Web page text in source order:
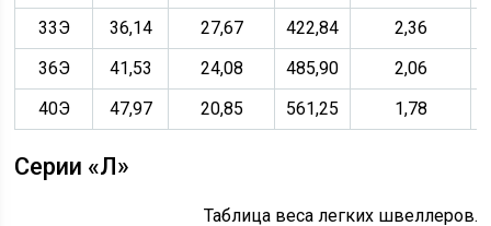
33Э
36,14 27,67 422,84 2,36
36Э
41,53 24,08 485,90 2,06
40Э
47,97 20,85 561,25 1,78
Серии «Л»
Таблица веса легких швеллеров.